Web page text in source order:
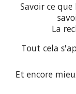
Savoir ce que
La
Tout cela
Et encore